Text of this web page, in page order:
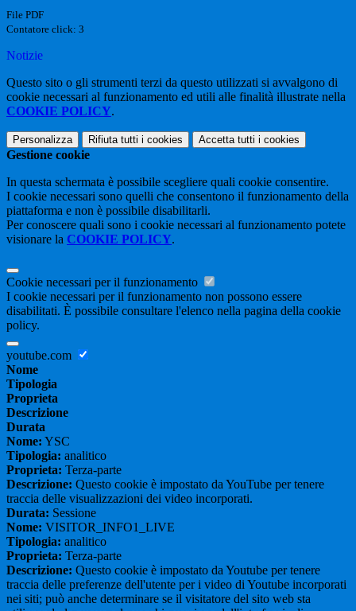
File PDF
Contatore click: 3
Notizie
Questo sito o gli strumenti terzi da questo utilizzati si avvalgono di
cookie necessari al funzionamento ed utili alle finalità illustrate nella
COOKIE POLICY.
Personalizza Rifiuta tutti i cookies Accetta tutti i cookies
Gestione cookie
In questa schermata è possibile scegliere quali cookie consentire.
I cookie necessari sono quelli che consentono il funzionamento della
piattaforma e non è possibile disabilitarli.
Per conoscere quali sono i cookie necessari al funzionamento potete
visionare la COOKIE POLICY.
Cookie necessari per il funzionamento
I cookie necessari per il funzionamento non possono essere
disabilitati. È possibile consultare l'elenco nella pagina della cookie
policy.
youtube.com
Nome
Tipologia
Proprieta
Descrizione
Durata
Nome: YSC
Tipologia: analitico
Proprieta: Terza-parte
Descrizione: Questo cookie è impostato da YouTube per tenere
traccia delle visualizzazioni dei video incorporati.
Durata: Sessione
Nome: VISITOR_INFO1_LIVE
Tipologia: analitico
Proprieta: Terza-parte
Descrizione: Questo cookie è impostato da Youtube per tenere
traccia delle preferenze dell'utente per i video di Youtube incorporati
nei siti; può anche determinare se il visitatore del sito web sta